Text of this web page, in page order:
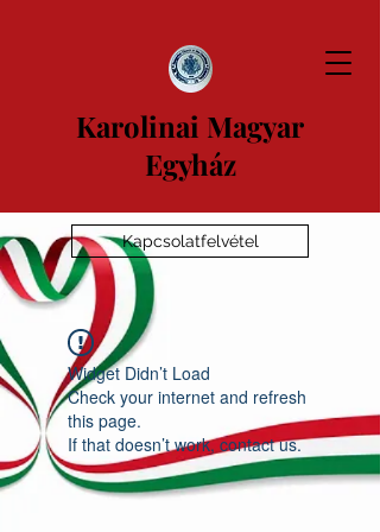
Karolinai Magyar
Egyház
Kapcsolatfelvétel
Widget Didn’t Load
Check your internet and refresh
this page.
If that doesn’t work, contact us.